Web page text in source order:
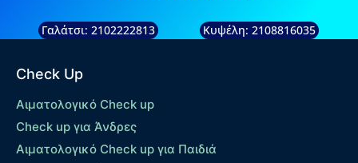
Γαλάτσι: 2102222813 Κυψέλη: 2108816035
Check Up
Αιματολογικό Check up
Check up για Άνδρες
Αιματολογικό Check up για Παιδιά